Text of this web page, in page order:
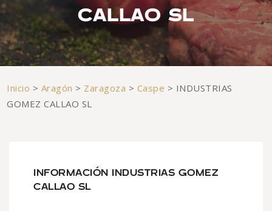
CALLAO SL
Inicio > Aragón > Zaragoza > Caspe > INDUSTRIAS
GOMEZ CALLAO SL
INFORMACIÓN INDUSTRIAS GOMEZ
CALLAO SL